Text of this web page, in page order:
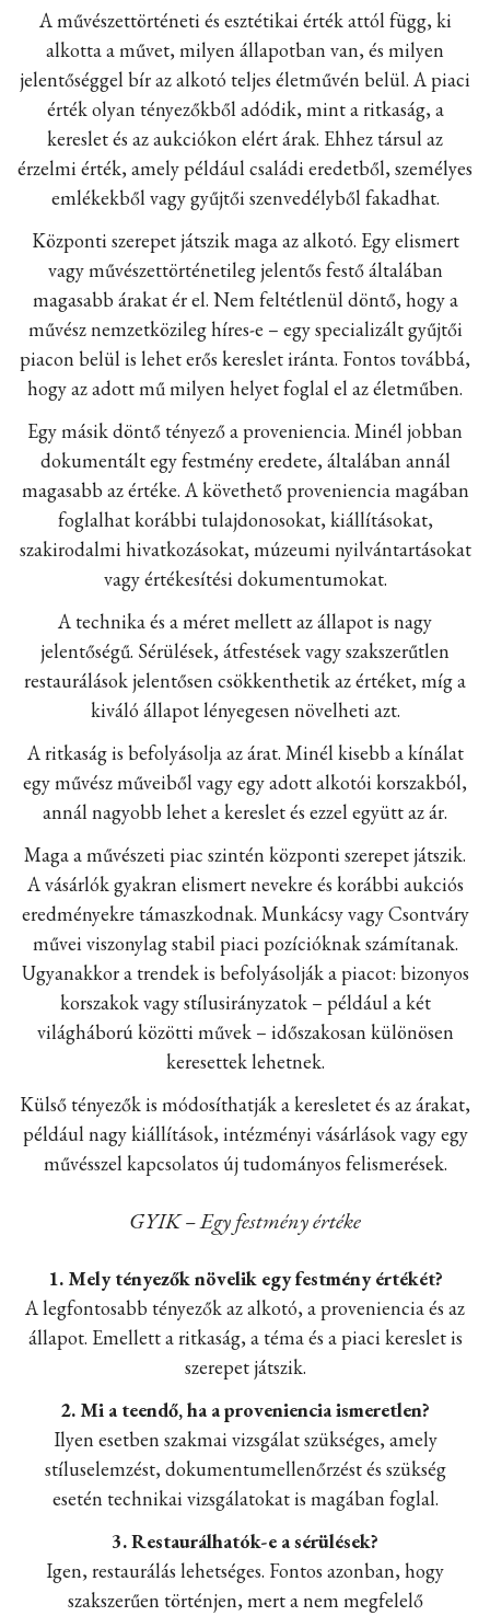
A művészettörténeti és esztétikai érték attól függ, ki
alkotta a művet, milyen állapotban van, és milyen
jelentőséggel bír az alkotó teljes életművén belül. A piaci
érték olyan tényezőkből adódik, mint a ritkaság, a
kereslet és az aukciókon elért árak. Ehhez társul az
érzelmi érték, amely például családi eredetből, személyes
emlékekből vagy gyűjtői szenvedélyből fakadhat.
Központi szerepet játszik maga az alkotó. Egy elismert
vagy művészettörténetileg jelentős festő általában
magasabb árakat ér el. Nem feltétlenül döntő, hogy a
művész nemzetközileg híres-e – egy specializált gyűjtői
piacon belül is lehet erős kereslet iránta. Fontos továbbá,
hogy az adott mű milyen helyet foglal el az életműben.
Egy másik döntő tényező a proveniencia. Minél jobban
dokumentált egy festmény eredete, általában annál
magasabb az értéke. A követhető proveniencia magában
foglalhat korábbi tulajdonosokat, kiállításokat,
szakirodalmi hivatkozásokat, múzeumi nyilvántartásokat
vagy értékesítési dokumentumokat.
A technika és a méret mellett az állapot is nagy
jelentőségű. Sérülések, átfestések vagy szakszerűtlen
restaurálások jelentősen csökkenthetik az értéket, míg a
kiváló állapot lényegesen növelheti azt.
A ritkaság is befolyásolja az árat. Minél kisebb a kínálat
egy művész műveiből vagy egy adott alkotói korszakból,
annál nagyobb lehet a kereslet és ezzel együtt az ár.
Maga a művészeti piac szintén központi szerepet játszik.
A vásárlók gyakran elismert nevekre és korábbi aukciós
eredményekre támaszkodnak. Munkácsy vagy Csontváry
művei viszonylag stabil piaci pozícióknak számítanak.
Ugyanakkor a trendek is befolyásolják a piacot: bizonyos
korszakok vagy stílusirányzatok – például a két
világháború közötti művek – időszakosan különösen
keresettek lehetnek.
Külső tényezők is módosíthatják a keresletet és az árakat,
például nagy kiállítások, intézményi vásárlások vagy egy
művésszel kapcsolatos új tudományos felismerések.
GYIK – Egy festmény értéke
1. Mely tényezők növelik egy festmény értékét?
A legfontosabb tényezők az alkotó, a proveniencia és az
állapot. Emellett a ritkaság, a téma és a piaci kereslet is
szerepet játszik.
2. Mi a teendő, ha a proveniencia ismeretlen?
Ilyen esetben szakmai vizsgálat szükséges, amely
stíluselemzést, dokumentumellenőrzést és szükség
esetén technikai vizsgálatokat is magában foglal.
3. Restaurálhatók-e a sérülések?
Igen, restaurálás lehetséges. Fontos azonban, hogy
szakszerűen történjen, mert a nem megfelelő